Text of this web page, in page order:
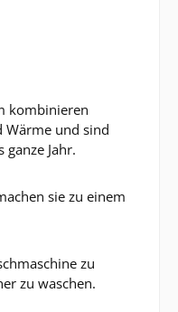
kombinieren
Wärme und sind
Jahr.
sie zu einem
zu
zu waschen.